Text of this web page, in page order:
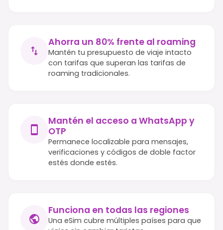
Ahorra un 80% frente al roaming
Mantén tu presupuesto de viaje intacto
con tarifas que superan las tarifas de
roaming tradicionales.
Mantén el acceso a WhatsApp y
OTP
Permanece localizable para mensajes,
verificaciones y códigos de doble factor
estés donde estés.
Funciona en todas las regiones
Una eSim cubre múltiples países para que